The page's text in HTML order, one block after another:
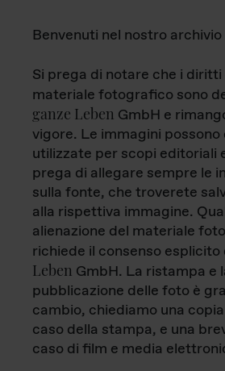
Benvenuti nel nostro
Si prega di notare che i
materiale fotografico sono
ganze Leben GmbH e
vigore. Le immagini possono
utilizzate per scopi editoriali
prega di allegare sempre le
sulla fonte, che troverete
alla rispettiva immagine.
alienazione del materiale
richiede il consenso esplicito
Leben GmbH. La ristampa e
pubblicazione delle foto è
cambio, chiediamo una
caso della stampa, e una
caso di film e media